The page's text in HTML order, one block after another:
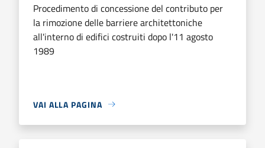
Procedimento di concessione del contributo per
la rimozione delle barriere architettoniche
all'interno di edifici costruiti dopo l'11 agosto
1989
VAI ALLA PAGINA